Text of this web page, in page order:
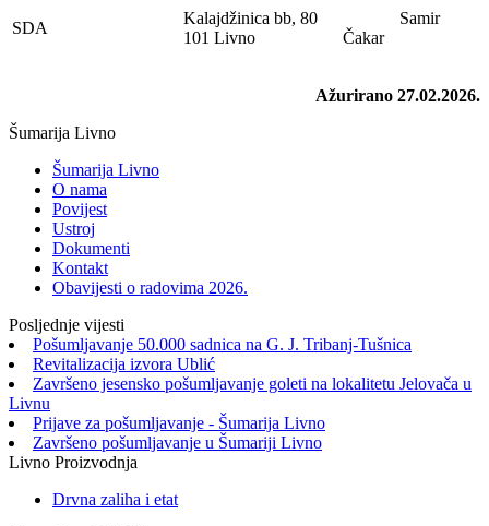
SDA
Kalajdžinica bb, 80
101 Livno
Samir
Čakar
Ažurirano 27.02.2026.
Šumarija Livno
Šumarija Livno
O nama
Povijest
Ustroj
Dokumenti
Kontakt
Obavijesti o radovima 2026.
Posljednje vijesti
Pošumljavanje 50.000 sadnica na G. J. Tribanj-Tušnica
Revitalizacija izvora Ublić
Završeno jesensko pošumljavanje goleti na lokalitetu Jelovača u
Livnu
Prijave za pošumljavanje - Šumarija Livno
Završeno pošumljavanje u Šumariji Livno
Livno Proizvodnja
Drvna zaliha i etat